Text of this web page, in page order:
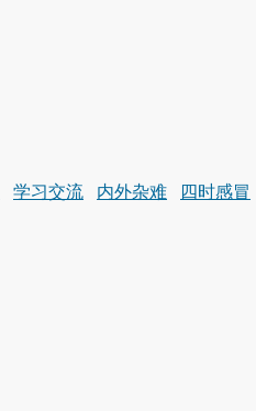
学习交流 内外杂难 四时感冒